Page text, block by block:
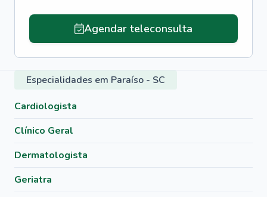
Agendar teleconsulta
Especialidades em Paraíso - SC
Cardiologista
Clínico Geral
Dermatologista
Geriatra